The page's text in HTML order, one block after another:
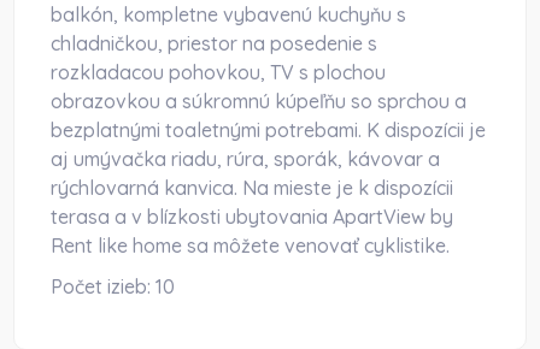
balkón, kompletne vybavenú kuchyňu s
chladničkou, priestor na posedenie s
rozkladacou pohovkou, TV s plochou
obrazovkou a súkromnú kúpeľňu so sprchou a
bezplatnými toaletnými potrebami. K dispozícii je
aj umývačka riadu, rúra, sporák, kávovar a
rýchlovarná kanvica. Na mieste je k dispozícii
terasa a v blízkosti ubytovania ApartView by
Rent like home sa môžete venovať cyklistike.
Počet izieb:10